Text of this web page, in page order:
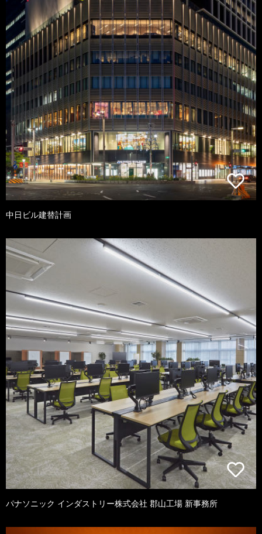
中日ビル建替計画
パナソニック インダストリー株式会社 郡山工場 新事務所